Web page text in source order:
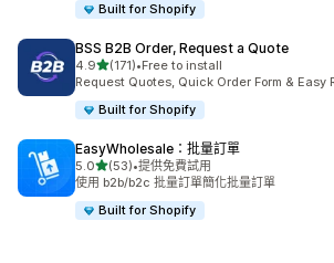
Built for Shopify
BSS B2B Order, Request a Quote
4.9滿分 5 顆星
(171)
共有 171 則評價
•Free to install
Request Quotes, Quick Order Form & Easy
Built for Shopify
EasyWholesale：批量訂單
5.0滿分 5 顆星
(53)
共有 53 則評價
•提供免費試用
使用 b2b/b2c 批量訂單簡化批量訂單
Built for Shopify